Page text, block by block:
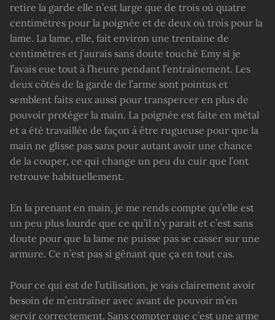
retire la garde elle n’est large que de trois où quatre
centimètres pour la poignée et de deux où trois pour la
lame. La lame, elle, fait environ une trentaine de
centimètres et j’aurais sans doute touché Emy si je
l’avais eue tout à l’heure pendant l’entraînement. Les
deux côtés de la garde de l’arme sont pointus et
semblent faits eux aussi pour transpercer en plus de
pouvoir protéger la main. La poignée est faite en métal
et a été travaillée de façon à être rugueuse pour que la
main ne glisse pas sans pour autant avoir une chance
de la couper, ce qui change un peu du cuir que l’ont
retrouve habituellement.
En la prenant en main, je me rends compte qu’elle est
un peu plus lourde que ce qu’il n’y parait et c’est sans
doute pour que la lame ne puisse pas se casser sur une
armure. Ce n’est pas si gênant que ça en tout cas.
Pour ce qui est de l’utilisation, je vais clairement avoir
besoin de m’entraîner avec avant de pouvoir m’en
servir correctement. Sans compter que c’est une arme